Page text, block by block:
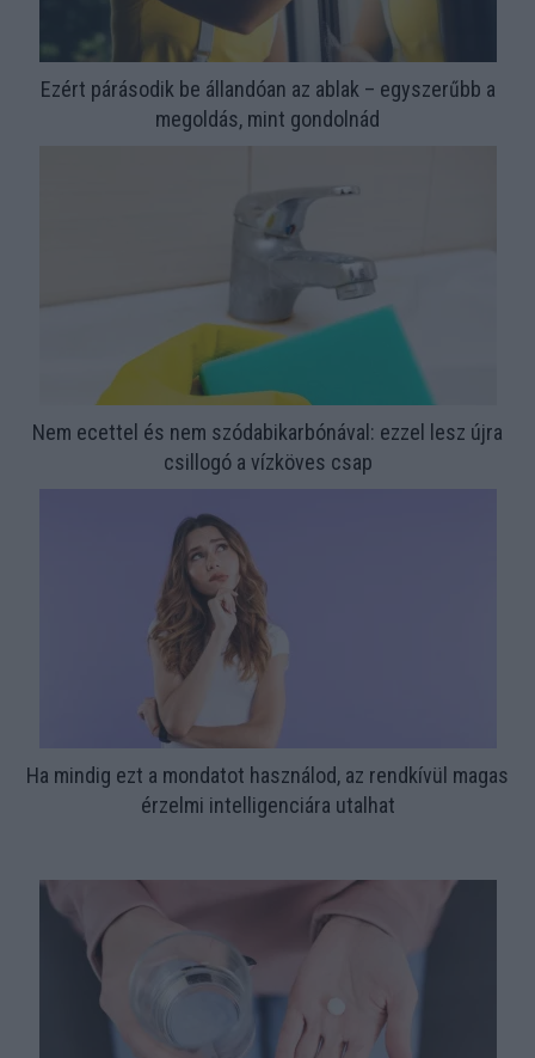
Ezért párásodik be állandóan az ablak – egyszerűbb a
megoldás, mint gondolnád
Nem ecettel és nem szódabikarbónával: ezzel lesz újra
csillogó a vízköves csap
Ha mindig ezt a mondatot használod, az rendkívül magas
érzelmi intelligenciára utalhat